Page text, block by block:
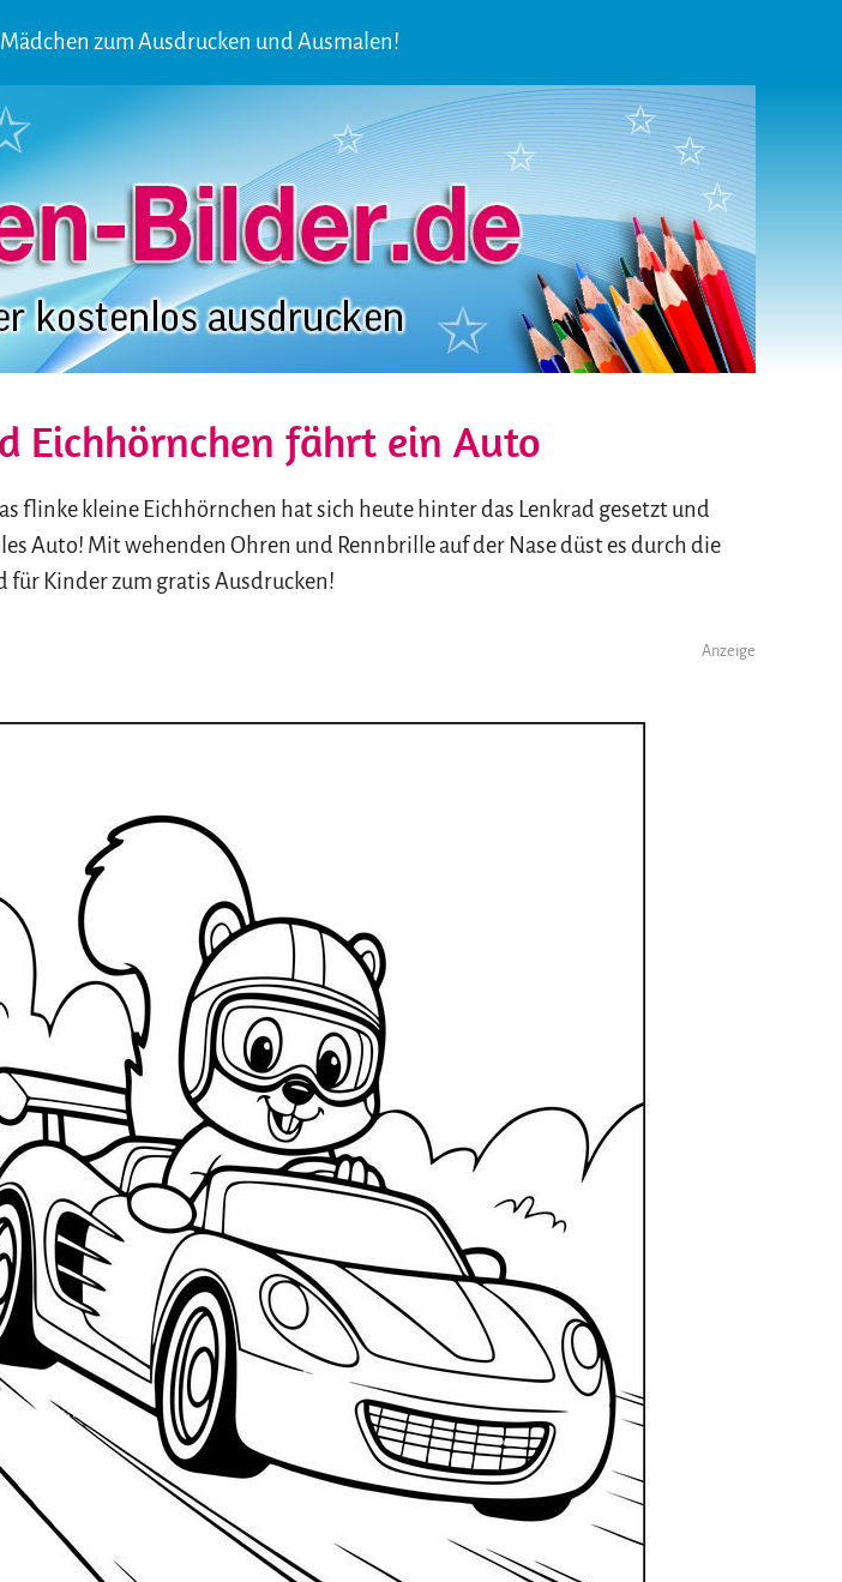
zum Ausdrucken und Ausmalen!
Eichhörnchen fährt ein Auto
flinke kleine Eichhörnchen hat sich heute hinter das Lenkrad gesetzt und
Auto! Mit wehenden Ohren und Rennbrille auf der Nase düst es durch die
für Kinder zum gratis Ausdrucken!
Anzeige